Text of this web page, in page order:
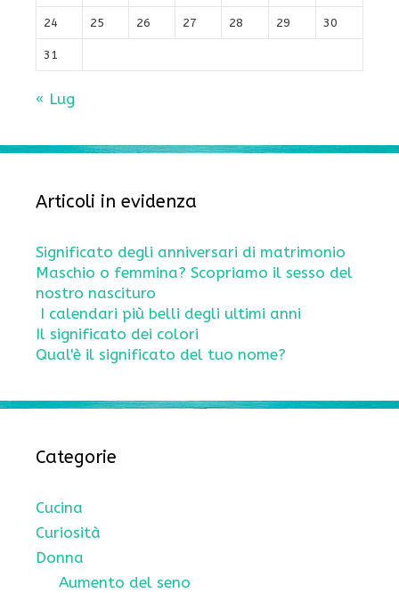
24 25 26 27 28 29 30
31
« Lug
Articoli in evidenza
Significato degli anniversari di matrimonio
Maschio o femmina? Scopriamo il sesso del
nostro nascituro
I calendari più belli degli ultimi anni
Il significato dei colori
Qual'è il significato del tuo nome?
Categorie
Cucina
Curiosità
Donna
Aumento del seno